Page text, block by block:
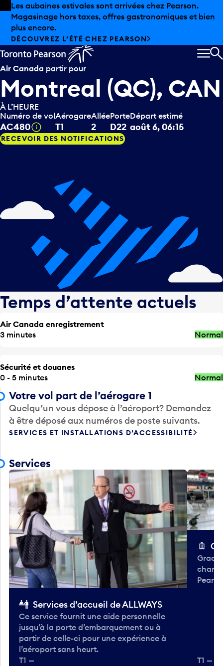
Skip to offers
Passer au contenu principal
Les aubaines estivales sont arrivées chez Pearson.
Magasinage hors taxes, offres gastronomiques et bien
plus encore.
DÉCOUVREZ L’ÉTÉ CHEZ PEARSON
Air Canada partir pour
Montreal (QC), CAN
À L’HEURE
Numéro de vol
AC480 Infobulle
Aérogare
T1
Allée
2
Porte
D22
Départ estimé
août 6, 06:15
RECEVOIR DES NOTIFICATIONS
Temps d’attente actuels
Air Canada enregistrement
3 minutes
Normal
Sécurité et douanes
0 - 5 minutes
Normal
Votre vol part de l’aérogare 1
Quelqu’un vous dépose à l’aéroport? Demandez
à être déposé aux numéros de poste suivants.
SERVICES ET INSTALLATIONS D’ACCESSIBILITÉ
Services
Services d’accueil de ALLWAYS
Ce service fournit une aide personnelle
jusqu’à la porte d’embarquement ou à
partir de celle-ci pour une expérience à
l’aéroport sans heurt.
T1 —
T1 —